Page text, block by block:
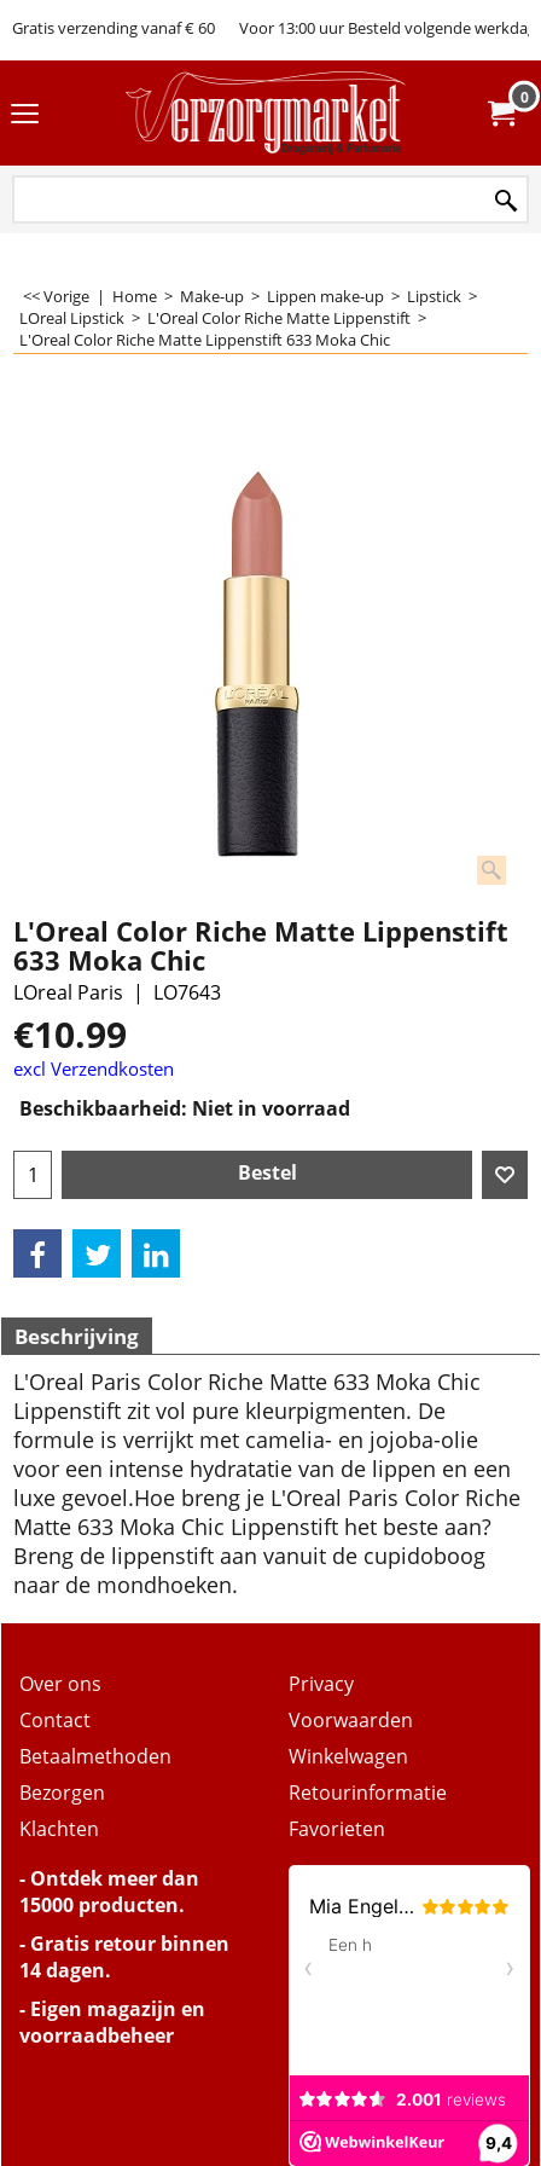
Gratis verzending vanaf € 60 Voor 13:00 uur Besteld volgende werkdag
0
<< Vorige | Home > Make-up > Lippen make-up > Lipstick >
LOreal Lipstick > L'Oreal Color Riche Matte Lippenstift >
L'Oreal Color Riche Matte Lippenstift 633 Moka Chic
L'Oreal Color Riche Matte Lippenstift
633 Moka Chic
LOreal Paris LO7643
€10.99
excl Verzendkosten
Beschikbaarheid: Niet in voorraad
Bestel
Beschrijving
L'Oreal Paris Color Riche Matte 633 Moka Chic
Lippenstift zit vol pure kleurpigmenten. De
formule is verrijkt met camelia- en jojoba-olie
voor een intense hydratatie van de lippen en een
luxe gevoel.Hoe breng je L'Oreal Paris Color Riche
Matte 633 Moka Chic Lippenstift het beste aan?
Breng de lippenstift aan vanuit de cupidoboog
naar de mondhoeken.
Over ons
Contact
Betaalmethoden
Bezorgen
Klachten
Privacy
Voorwaarden
Winkelwagen
Retourinformatie
Favorieten
- Ontdek meer dan
15000 producten.
- Gratis retour binnen
14 dagen.
- Eigen magazijn en
voorraadbeheer